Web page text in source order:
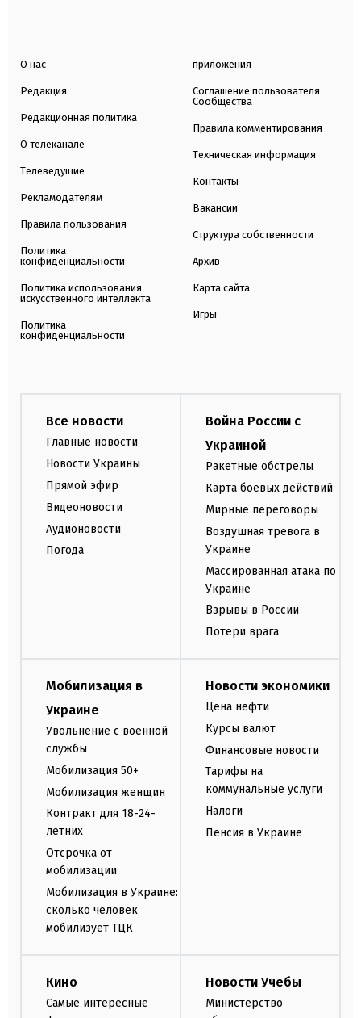
О нас
Редакция
Редакционная политика
О телеканале
Телеведущие
Рекламодателям
Правила пользования
Политика
конфиденциальности
Политика использования
искусственного интеллекта
Политика
конфиденциальности
приложения
Соглашение пользователя
Сообщества
Правила комментирования
Техническая информация
Контакты
Вакансии
Структура собственности
Архив
Карта сайта
Игры
Все новости
Главные новости
Новости Украины
Прямой эфир
Видеоновости
Аудионовости
Погода
Война России с
Украиной
Ракетные обстрелы
Карта боевых действий
Мирные переговоры
Воздушная тревога в
Украине
Массированная атака по
Украине
Взрывы в России
Потери врага
Мобилизация в
Украине
Увольнение с военной
службы
Мобилизация 50+
Мобилизация женщин
Контракт для 18-24-
летних
Отсрочка от
мобилизации
Мобилизация в Украине:
сколько человек
мобилизует ТЦК
Новости экономики
Цена нефти
Курсы валют
Финансовые новости
Тарифы на
коммунальные услуги
Налоги
Пенсия в Украине
Кино
Самые интересные
Новости Учебы
Министерство